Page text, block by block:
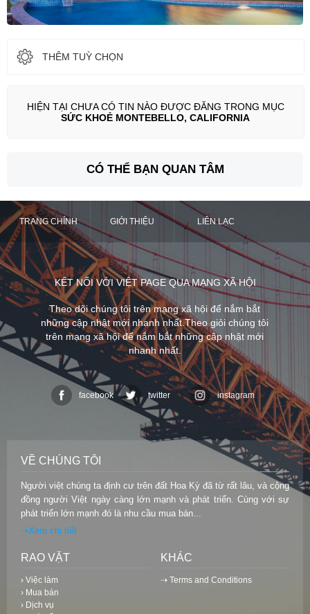
THÊM TUỲ CHỌN
HIỆN TẠI CHƯA CÓ TIN NÀO ĐƯỢC ĐĂNG TRONG MỤC
SỨC KHOẺ MONTEBELLO, CALIFORNIA
CÓ THỂ BẠN QUAN TÂM
TRANG CHÍNH GIỚI THIỆU LIÊN LẠC
KẾT NỐI VỚI VIỆT PAGE QUA MẠNG XÃ HỘI
Theo dõi chúng tôi trên mạng xã hội để nắm bắt
những cập nhật mới nhanh nhất.Theo giỏi chúng tôi
trên mạng xã hội để nắm bắt những cập nhật mới
nhanh nhất.
facebook twitter instagram
VỀ CHÚNG TÔI
Người việt chúng ta định cư trên đất Hoa Kỳ đã từ rất lâu, và cộng
đồng người Việt ngày càng lớn mạnh và phát triển. Cùng với sự
phát triển lớn mạnh đó là nhu cầu mua bán...
⇢Xem chi tiết
RAO VẶT
› Việc làm
› Mua bán
› Dịch vụ
KHÁC
⇢ Terms and Conditions